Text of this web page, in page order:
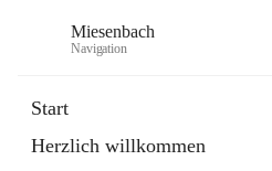
Miesenbach
Navigation
Start
Herzlich willkommen